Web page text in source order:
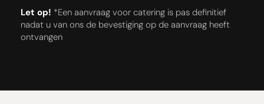
Let op! *Een aanvraag voor catering is pas definitief
nadat u van ons de bevestiging op de aanvraag heeft
ontvangen